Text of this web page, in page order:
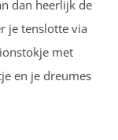
dan heerlijk de
je tenslotte via
met
en je dreumes